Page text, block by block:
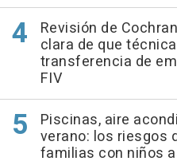
Revisión de
clara de que
transferencia de
FIV
Piscinas, aire
verano: los riesgos
familias con niños